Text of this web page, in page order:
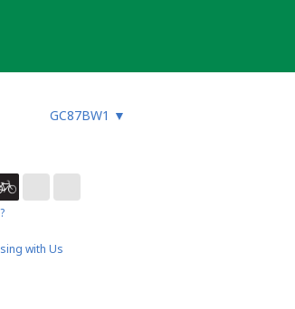
GC87BW1 ▼
with Us